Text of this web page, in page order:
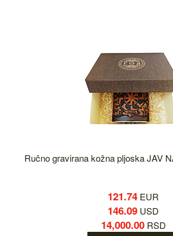
Ručno gravirana kožna pljoska JAV
121.74 EUR
146.09 USD
14,000.00RSD